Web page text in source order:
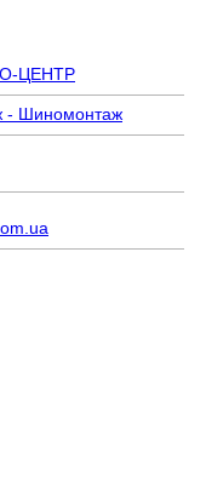
ЦЕНТР
- Шиномонтаж